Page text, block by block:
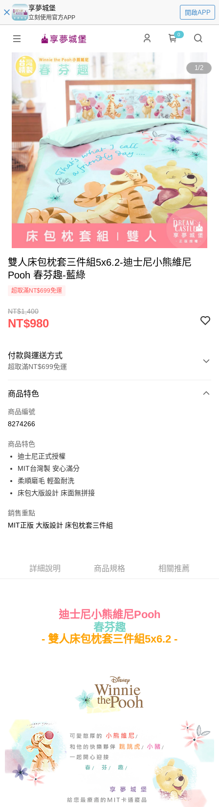
享夢城堡
立刻使用官方APP
開啟APP
0
1/2
雙人床包枕套三件組5x6.2-迪士尼小熊維尼
Pooh 春芬趣-藍綠
超取滿NT$699免運
NT$1,400
NT$980
付款與運送方式
超取滿NT$699免運
信用卡一次付款
超商取貨付款
Apple Pay
街口支付
悠遊付
Google Pay
ATM付款
全家★依產品說明
每筆NT$60，滿NT$699(含以上)免運費
每筆NT$80，滿NT$699(含以上)免運費
商品特色
商品編號
8274266
商品特色
迪士尼正式授權
MIT台灣製 安心滿分
柔順磨毛 輕盈耐洗
床包大版設計 床面無拼接
銷售重點
MIT正版 大版設計 床包枕套三件組
詳細說明 商品規格 相關推薦
迪士尼小熊維尼Pooh
春芬趣
- 雙人床包枕套三件組5x6.2 -